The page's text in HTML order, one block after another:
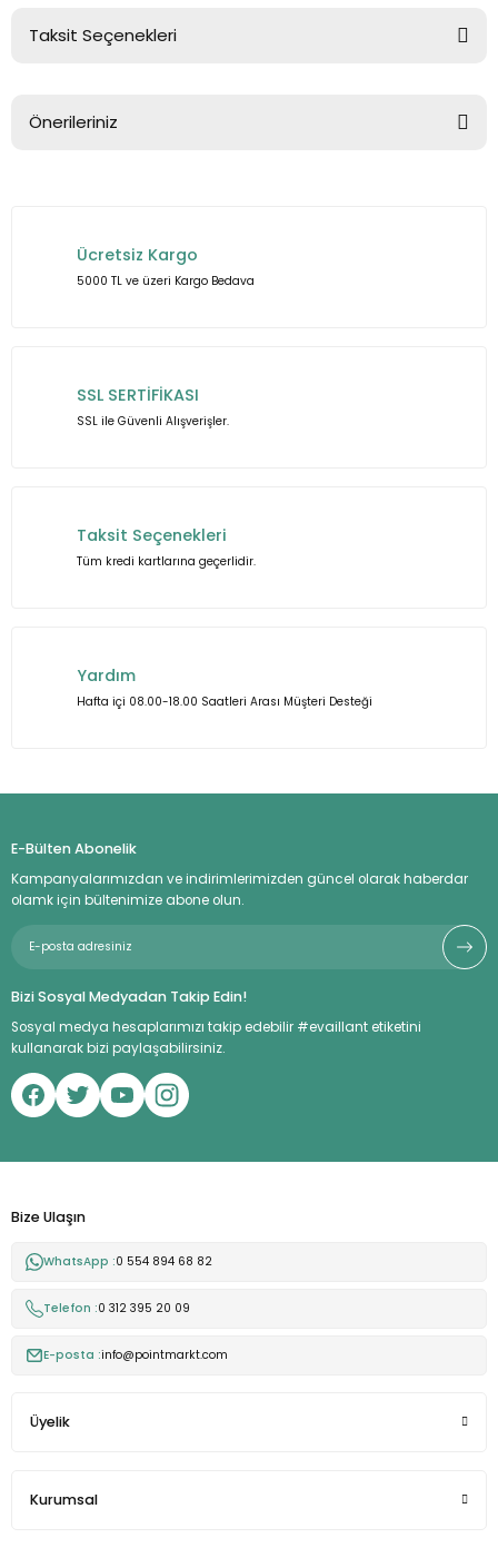
Taksit Seçenekleri
Önerileriniz
Görüş ve önerileriniz için teşekkür ederiz.
Ürün fiyatı diğer sitelerden daha pahalı.
Ücretsiz Kargo
5000 TL ve üzeri Kargo Bedava
SSL SERTİFİKASI
SSL ile Güvenli Alışverişler.
Taksit Seçenekleri
Tüm kredi kartlarına geçerlidir.
Yardım
Hafta içi 08.00-18.00 Saatleri Arası Müşteri Desteği
E-Bülten Abonelik
Kampanyalarımızdan ve indirimlerimizden güncel olarak haberdar
olamk için bültenimize abone olun.
Bizi Sosyal Medyadan Takip Edin!
Sosyal medya hesaplarımızı takip edebilir #evaillant etiketini
kullanarak bizi paylaşabilirsiniz.
Üyelik
Kurumsal
Bize Ulaşın
WhatsApp :0 554 894 68 82
Telefon :0 312 395 20 09
E-posta :info@pointmarkt.com